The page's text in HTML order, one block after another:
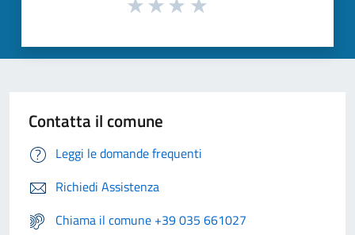
Contatta il comune
Leggi le domande frequenti
Richiedi Assistenza
Chiama il comune +39 035 661027